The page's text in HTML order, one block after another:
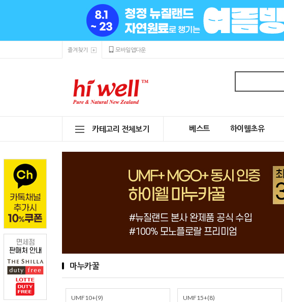
즐겨찾기 모바일앱다운
카테고리 전체보기 베스트 하이웰초유
마누카꿀
UMF10+(9) UMF15+(8)